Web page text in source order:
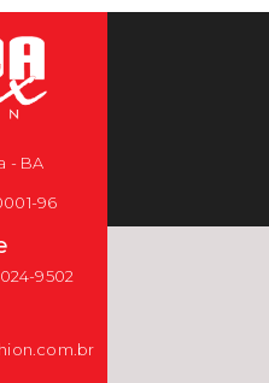
- BA
96
9502